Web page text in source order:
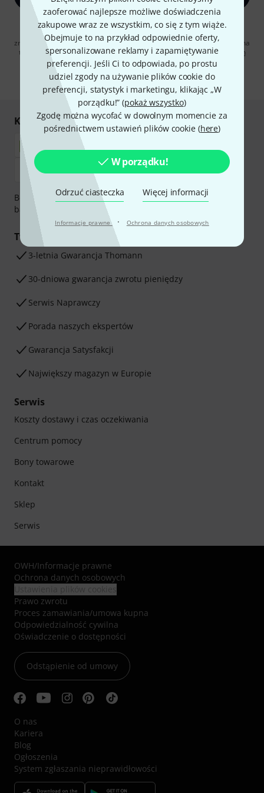
zaoferować najlepsze możliwe doświadczenia
zakupowe wraz ze wszystkim, co się z tym wiąże.
Obejmuje to na przykład odpowiednie oferty,
spersonalizowane reklamy i zapamiętywanie
preferencji. Jeśli Ci to odpowiada, po prostu
udziel zgody na używanie plików cookie do
preferencji, statystyk i marketingu, klikając „W
porządku!” (pokaż wszystko)
Zgodę można wycofać w dowolnym momencie za
pośrednictwem ustawień plików cookie (here)
W porządku!
Odrzuć ciasteczka Więcej informacji
Informacje prawne · Ochrona danych osobowych
Klikając na „Zapisz się teraz”, wyrażasz zgodę na otrzymywanie
materialów reklamowych przesyłanych drogą elektroniczną. Możesz
zrezygnować z subskrypcji w dowolnym momencie. Więcej informacji na
temat newslettera można znaleźć w naszychwytycznych dotyczących
ochrony danych ososbowych
* Wymagany
Kupuj i płać bezpiecznie
Bezpieczna płatność przez Za pobraniem, Przelew
bankowy, PayPal, Blik lub Karta kredytowa.
Twoje korzyści
3-letnia Gwarancja Thomann
30-dniowa gwarancja zwrotu pieniędzy
Serwis Naprawczy
Porada naszych ekspertów
Gwarancja Satysfakcji
Największy magazyn w Europie
Serwis
Koszty dostawy i czas oczekiwania
Centrum pomocy
Bony towarowe
Kontakt
Sklep
Serwis
OWH/Informacje prawne
Ochrona danych osobowych
Prawo zwrotu
Proces zamawiania/umowa kupna
Odpowiedzialność cywilna
Oświadczenie o dostępności
Odstąpienie od umowy
O nas
Kariera
Blog
Ogłoszenia
System zgłaszania nieprawidłowości